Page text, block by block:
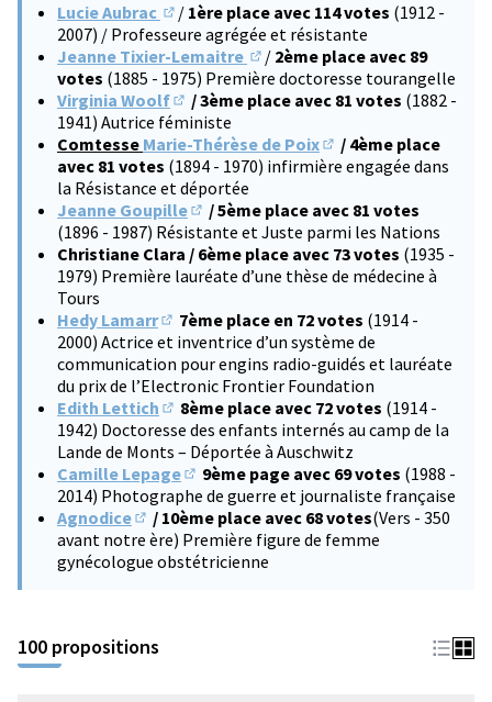
Lucie Aubrac
(S'ouvre dans un nouvel onglet)
/ 1ère place avec 114 votes (1912 -
2007) / Professeure agrégée et résistante
Jeanne Tixier-Lemaitre
(S'ouvre dans un nouvel onglet)
/ 2ème place avec 89
votes (1885 - 1975) Première doctoresse tourangelle
Virginia Woolf
(S'ouvre dans un nouvel onglet)
/ 3ème place avec 81 votes (1882 -
1941) Autrice féministe
Comtesse Marie-Thérèse de Poix
(S'ouvre dans un
/ 4ème place
avec 81 votes (1894 - 1970) infirmière engagée dans
la Résistance et déportée
Jeanne Goupille
(S'ouvre dans un nouvel onglet)
/ 5ème place avec 81 votes
(1896 - 1987) Résistante et Juste parmi les Nations
Christiane Clara / 6ème place avec 73 votes (1935 -
1979) Première lauréate d’une thèse de médecine à
Tours
Hedy Lamarr
(S'ouvre dans un nouvel onglet)
7ème place en 72 votes (1914 -
2000) Actrice et inventrice d’un système de
communication pour engins radio-guidés et lauréate
du prix de l’Electronic Frontier Foundation
Edith Lettich
(S'ouvre dans un nouvel onglet)
8ème place avec 72 votes (1914 -
1942) Doctoresse des enfants internés au camp de la
Lande de Monts – Déportée à Auschwitz
Camille Lepage
(S'ouvre dans un nouvel onglet)
9ème page avec 69 votes (1988 -
2014) Photographe de guerre et journaliste française
Agnodice
(S'ouvre dans un nouvel onglet)
/ 10ème place avec 68 votes(Vers - 350
avant notre ère) Première figure de femme
gynécologue obstétricienne
100 propositions